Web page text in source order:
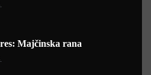
Majčinska rana